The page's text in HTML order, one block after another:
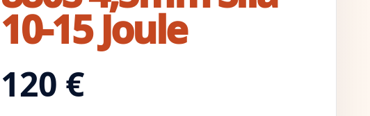
10-15 Joule
120 €